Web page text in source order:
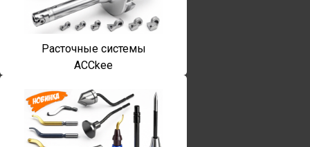
Расточные системы
ACCkee